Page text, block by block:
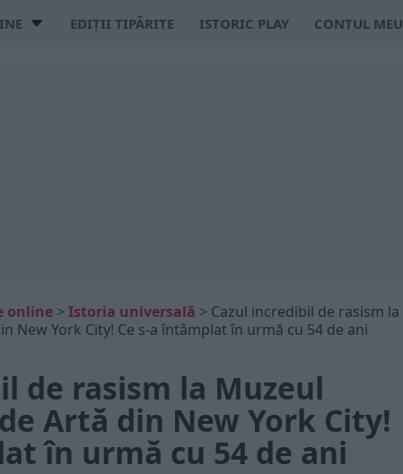
EDIȚII TIPĂRITE ISTORIC PLAY CONTUL MEU
online > Istoria universală > Cazul incredibil de rasism la
New York City! Ce s-a întâmplat în urmă cu 54 de ani
de rasism la Muzeul
Artă din New York City!
în urmă cu 54 de ani